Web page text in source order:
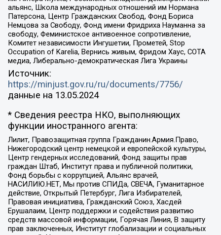
альянс, Школа международных отношений им Нормана
Патерсона, Центр Гражданских Свобод, Фонд Бориса
Немцова за Свободу, Фонд имени Фридриха Науманна за
свободу, Феминистское антивоенное сопротивление,
Комитет независимости Ингушетии, Прометей, Stop
Occupation of Karelia, Вернись живым, Фридом Хаус, СОТА
медиа, Либерально-демократическая Лига Украины
Источник:
https://minjust.gov.ru/ru/documents/7756/
данные на 13.05.2024
* Сведения реестра НКО, выполняющих
функции иностранного агента:
Лилит, Правозащитная группа Гражданин.Армия.Право,
Нижегородский центр немецкой и европейской культуры,
Центр гендерных исследований, Фонд защиты прав
граждан Штаб, Институт права и публичной политики,
Фонд борьбы с коррупцией, Альянс врачей,
НАСИЛИЮ.НЕТ, Мы против СПИДа, СВЕЧА, Гуманитарное
действие, Открытый Петербург, Лига Избирателей,
Правовая инициатива, Гражданский Союз, Хасдей
Ерушалаим, Центр поддержки и содействия развитию
средств массовой информации, Горячая Линия, В защиту
прав заключенных, Институт глобализации и социальных